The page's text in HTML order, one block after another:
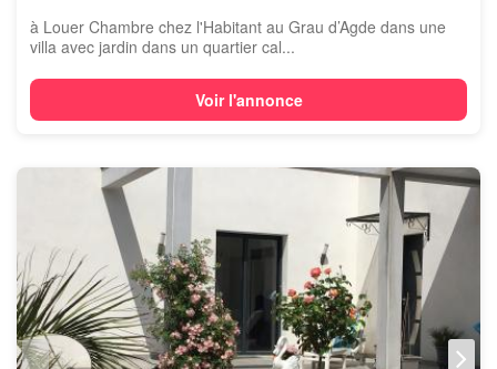
à Louer Chambre chez l'Habitant au Grau d’Agde dans une
villa avec jardin dans un quartier cal...
Voir l'annonce